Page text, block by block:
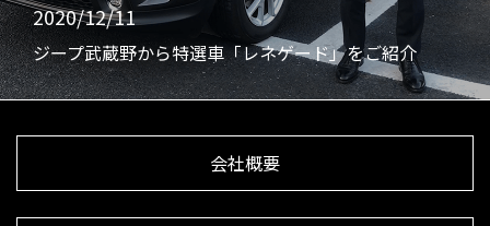
2020/12/11
ジープ武蔵野から特選車「レネゲード」をご紹介
会社概要